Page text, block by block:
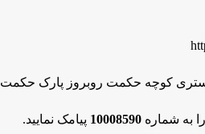
کوچه حکمت روبروز پارک حکمت
به شماره 10008590 پیامک نمایید.